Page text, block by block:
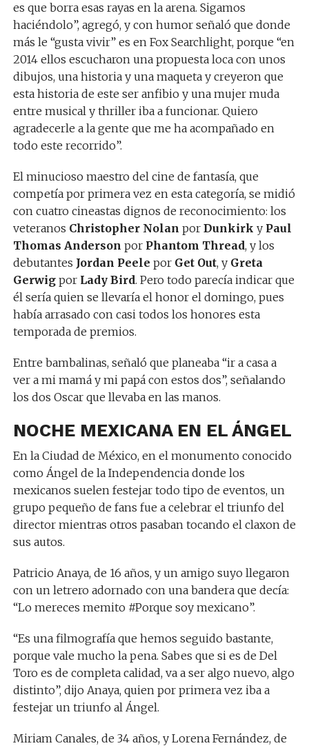
es que borra esas rayas en la arena. Sigamos
haciéndolo”, agregó, y con humor señaló que donde
más le “gusta vivir” es en Fox Searchlight, porque “en
2014 ellos escucharon una propuesta loca con unos
dibujos, una historia y una maqueta y creyeron que
esta historia de este ser anfibio y una mujer muda
entre musical y thriller iba a funcionar. Quiero
agradecerle a la gente que me ha acompañado en
todo este recorrido”.
El minucioso maestro del cine de fantasía, que
competía por primera vez en esta categoría, se midió
con cuatro cineastas dignos de reconocimiento: los
veteranos Christopher Nolan por Dunkirk yPaul
Thomas Anderson por Phantom Thread, y los
debutantes Jordan Peele por Get Out, y Greta
Gerwig porLady Bird. Pero todo parecía indicar que
él sería quien se llevaría el honor el domingo, pues
había arrasado con casi todos los honores esta
temporada de premios.
Entre bambalinas, señaló que planeaba “ir a casa a
ver a mi mamá y mi papá con estos dos”, señalando
los dos Oscar que llevaba en las manos.
NOCHE MEXICANA EN EL ÁNGEL
En la Ciudad de México, en el monumento conocido
como Ángel de la Independencia donde los
mexicanos suelen festejar todo tipo de eventos, un
grupo pequeño de fans fue a celebrar el triunfo del
director mientras otros pasaban tocando el claxon de
sus autos.
Patricio Anaya, de 16 años, y un amigo suyo llegaron
con un letrero adornado con una bandera que decía:
“Lo mereces memito #Porque soy mexicano”.
“Es una filmografía que hemos seguido bastante,
porque vale mucho la pena. Sabes que si es de Del
Toro es de completa calidad, va a ser algo nuevo, algo
distinto”, dijo Anaya, quien por primera vez iba a
festejar un triunfo al Ángel.
Miriam Canales, de 34 años, y Lorena Fernández, de